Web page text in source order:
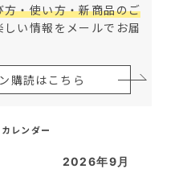
方・使い方・新商品のご
しい情報をメールでお届
購読はこちら
レンダー
2026年9月